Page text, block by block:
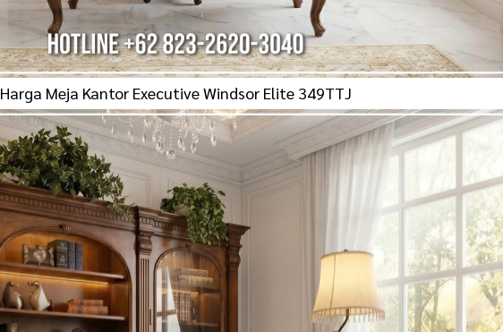
Harga Meja Kantor Executive Windsor Elite 349TTJ